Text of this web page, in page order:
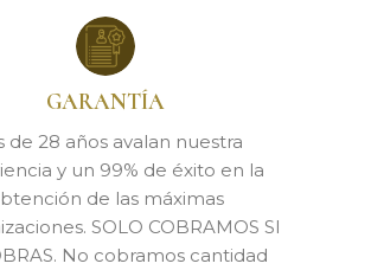
GARANTÍA
de 28 años avalan nuestra
y un 99% de éxito en la
de las máximas
SOLO COBRAMOS SI
No cobramos cantidad